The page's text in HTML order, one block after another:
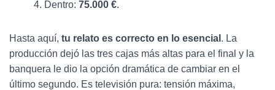
4. Dentro: 75.000 €.
Hasta aquí, tu relato es correcto en lo esencial . La
producción dejó las tres cajas más altas para el final y la
banquera le dio la opción dramática de cambiar en el
último segundo. Es televisión pura: tensión máxima,